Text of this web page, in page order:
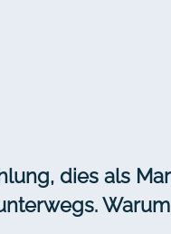
dies als